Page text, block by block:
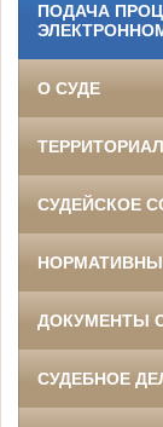
ПОДАЧА
О СУДЕ
СУДЕЙСКОЕ
ДОКУМЕНТЫ
СУДЕБНОЕ